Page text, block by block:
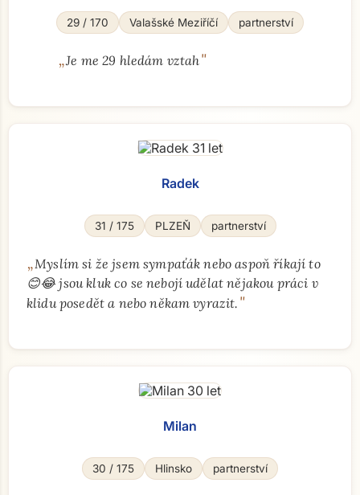
29 / 170 Valašské Meziříčí partnerství
„Je me 29 hledám vztah"
Radek
31 / 175 PLZEŇ partnerství
„Myslím si že jsem sympaťák nebo aspoň říkají to
😊😂 jsou kluk co se nebojí udělat nějakou práci v
klidu posedět a nebo někam vyrazit. "
Milan
30 / 175 Hlinsko partnerství